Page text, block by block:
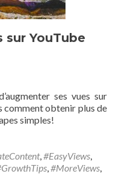
sur YouTube
ses vues sur
comment obtenir plus de
simples!
,#EasyViews,
,#MoreViews,